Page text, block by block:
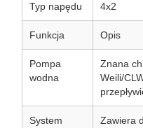
Typ napędu 4x2
Funkcja Opis
Pompa
wodna
Znana
Weili/
System
Zawiera